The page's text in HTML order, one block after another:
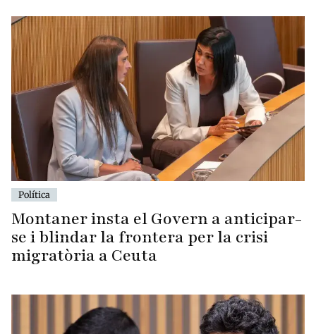
Política
Montaner insta el Govern a anticipar-
se i blindar la frontera per la crisi
migratòria a Ceuta